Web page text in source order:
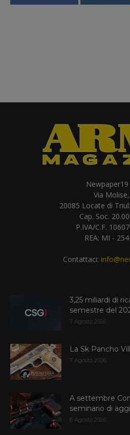
Newpaper19
Via
20085 Locate di
Cap. Soc.
P.IVA/C.F.
REA: MI -
Contattaci:
3,25 miliardi di
semestre del
7 Agosto 2026
La Sk Pancho
7 Agosto 2026
A settembre
seminario di
6 Agosto 2026